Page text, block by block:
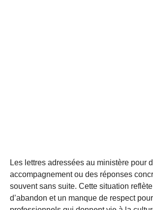
Les lettres adressées au ministère pour
accompagnement ou des réponses
souvent sans suite. Cette situation
d’abandon et un manque de respect